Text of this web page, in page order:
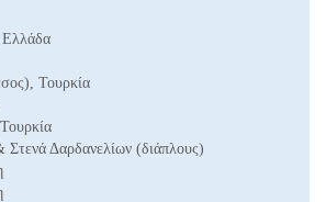
Τουρκία
Δαρδανελίων (διάπλους)